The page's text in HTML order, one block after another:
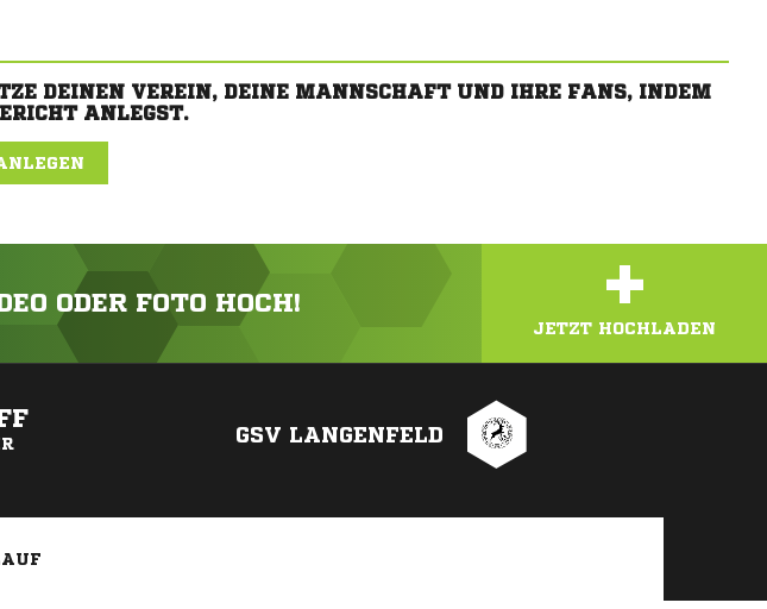
DEINEN VEREIN, DEINE MANNSCHAFT UND IHRE FANS, INDEM
ANLEGST.
ODER FOTO HOCH! +
JETZT HOCHLADEN
GSV LANGENFELD